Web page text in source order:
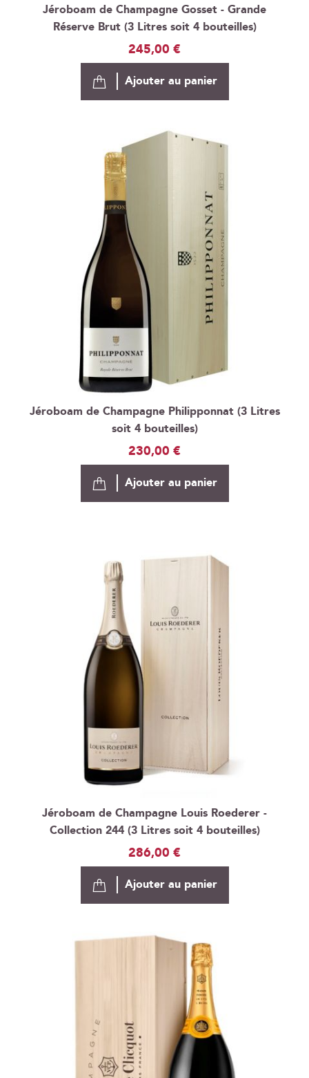
Jéroboam de Champagne Gosset - Grande
Réserve Brut (3 Litres soit 4 bouteilles)
245,00 €
Ajouter au panier
Jéroboam de Champagne Philipponnat (3 Litres
soit 4 bouteilles)
230,00 €
Ajouter au panier
Jéroboam de Champagne Louis Roederer -
Collection 244 (3 Litres soit 4 bouteilles)
286,00 €
Ajouter au panier